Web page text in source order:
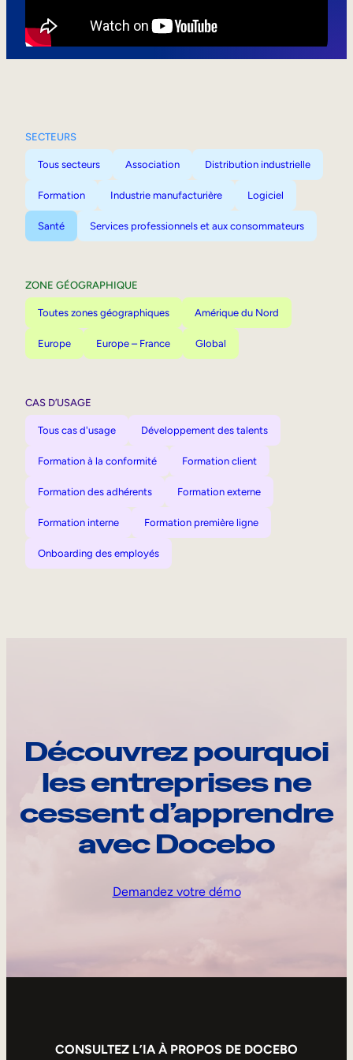
SECTEURS
Tous secteurs Association Distribution industrielle
Formation Industrie manufacturière Logiciel
Santé Services professionnels et aux consommateurs
ZONE GÉOGRAPHIQUE
Toutes zones géographiques Amérique du Nord
Europe Europe – France Global
CAS D’USAGE
Tous cas d'usage Développement des talents
Formation à la conformité Formation client
Formation des adhérents Formation externe
Formation interne Formation première ligne
Onboarding des employés
Découvrez pourquoi
les entreprises ne
cessent d’apprendre
avec Docebo
Demandez votre démo
CONSULTEZ L’IA À PROPOS DE DOCEBO